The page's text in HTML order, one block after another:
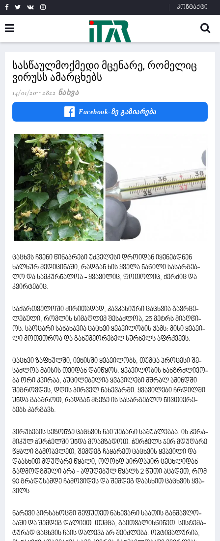
კონტაქტი
სასწაულმოქმედი მცენარე, რომელიც
ვირუსს ამარცხებს
14/01/20 2822 Ნახვა
Facebook-Ზე Გაზიარება
ცა­ცხვს ჩვე­ნი წი­ნაპ­რე­ბი უძ­ვე­ლე­სი დრო­ი­დან იყე­ნებ­დნენ
ხალ­ხურ მე­დი­ცი­ნა­ში, რად­გან ხის ყვე­ლა ნა­წი­ლი სა­სარ­გებ­
ლო და სამ­კურ­ნა­ლოა - ყვა­ვი­ლიც, ფო­თო­ლიც, ქერ­ქიც და
კვირ­ტე­ბიც.
სა­ქარ­თვე­ლო­ში ძი­რი­თა­დად, კავ­კა­სი­უ­რი ცა­ცხვია გავ­რცე­
ლე­ბუ­ლი, რომ­ლის სი­მაღ­ლემ შე­საძ­ლოა, 25 მეტრს მი­აღ­წი­
ოს. სა­ო­ცა­რი სა­ნა­ხა­ვია ცა­ცხვი ყვა­ვი­ლო­ბის ჟამს: მისი ყვა­ვი­
ლი მო­თეთ­როა და გა­ნუ­მე­ო­რე­ბელ სურ­ნელს აფ­რქვევს.
ცა­ცხვი ზა­ფხულ­ში, ივ­ნის­ში ყვა­ვი­ლობს, თუმ­ცა პრო­ცე­სი შე­
საძ­ლოა მა­ი­სის თვი­დან და­ი­წყოს. ყვა­ვი­ლო­ბის ხან­გრძლი­ვო­
ბა ორი კვი­რაა, აუ­ცი­ლე­ბე­ლია ყვა­ვი­ლე­ბი მშრალ ამინ­დში
შეგ­როვ­დეს, დღის პირ­ველ ნა­ხე­ვარ­ში. ყვა­ვი­ლე­ბი ჩრდილ­ში
უნდა გა­აშ­როთ, რად­გან მზე­ზე ის სა­სარ­გებ­ლო ნივ­თი­ე­რე­
ბებს კარ­გავს.
ვირუ­სე­ბის სე­ზონ­ზე ცა­ცხვის ჩაი უე­ბა­რი სა­შუ­ა­ლე­ბაა. ის კე­რა­
მი­კულ ჭურ­ჭელ­ში უნდა მო­ამ­ზა­დოთ. ჭურ­ჭელს ჯერ მდუ­ღა­რე
წყა­ლი გა­მო­ავ­ლეთ, შემ­დეგ ჩა­ყა­რეთ ცა­ცხვის ყვა­ვი­ლი და
და­ას­ხით მდუ­ღა­რე წყა­ლი, ოღონდ პირ­და­პირ ცე­ცხლი­დან
გად­მოდ­გმუ­ლი არა - ადუ­ღე­ბულ წყალს 2 წუთი აცა­დეთ, რომ
90 გრა­დუ­სამ­დე ჩა­მო­ვი­დეს და შემ­დეგ და­ას­ხით ცა­ცხვის ყვა­
ვილს.
ნა­რე­ვი პირ­სა­ხოც­ში შე­ფუ­თეთ ნა­ხე­ვა­რი სა­ა­თის გან­მავ­ლო­
ბა­ში და შემ­დეგ და­ლი­ეთ. თუმ­ცა, გა­ით­ვა­ლის­წი­ნეთ: სის­ტე­მა­
ტუ­რად ცა­ცხვის ჩაის და­ლე­ვა არ შე­იძ­ლე­ბა. ოპ­ტი­მა­ლუ­რია,